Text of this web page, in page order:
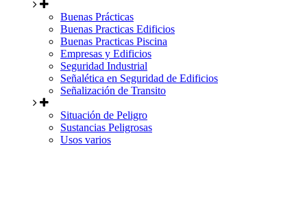
Buenas Prácticas
Buenas Practicas Edificios
Buenas Practicas Piscina
Empresas y Edificios
Seguridad Industrial
Señalética en Seguridad de Edificios
Señalización de Transito
Situación de Peligro
Sustancias Peligrosas
Usos varios